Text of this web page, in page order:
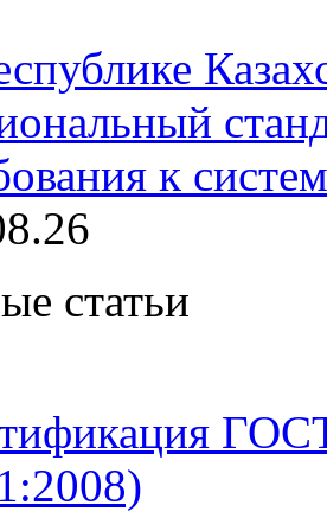
к
статьи